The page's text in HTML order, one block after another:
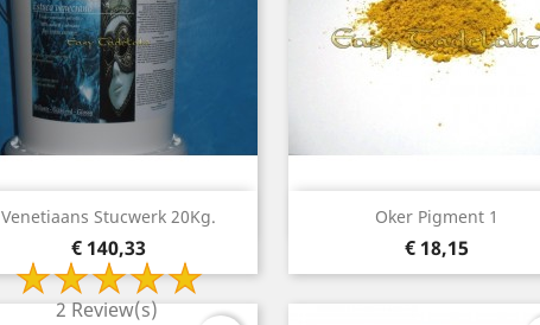
Venetiaans Stucwerk 20Kg.
Prijs
€ 140,33
2 Review(s)
Snelle weergave Oker Pigment 1
Prijs
€ 18,15
Snelle weergave